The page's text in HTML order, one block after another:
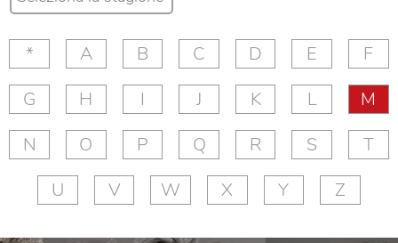
* A B C D E
F
G
H I J K L
M
N
O P Q R S
T
U
V W X Y Z